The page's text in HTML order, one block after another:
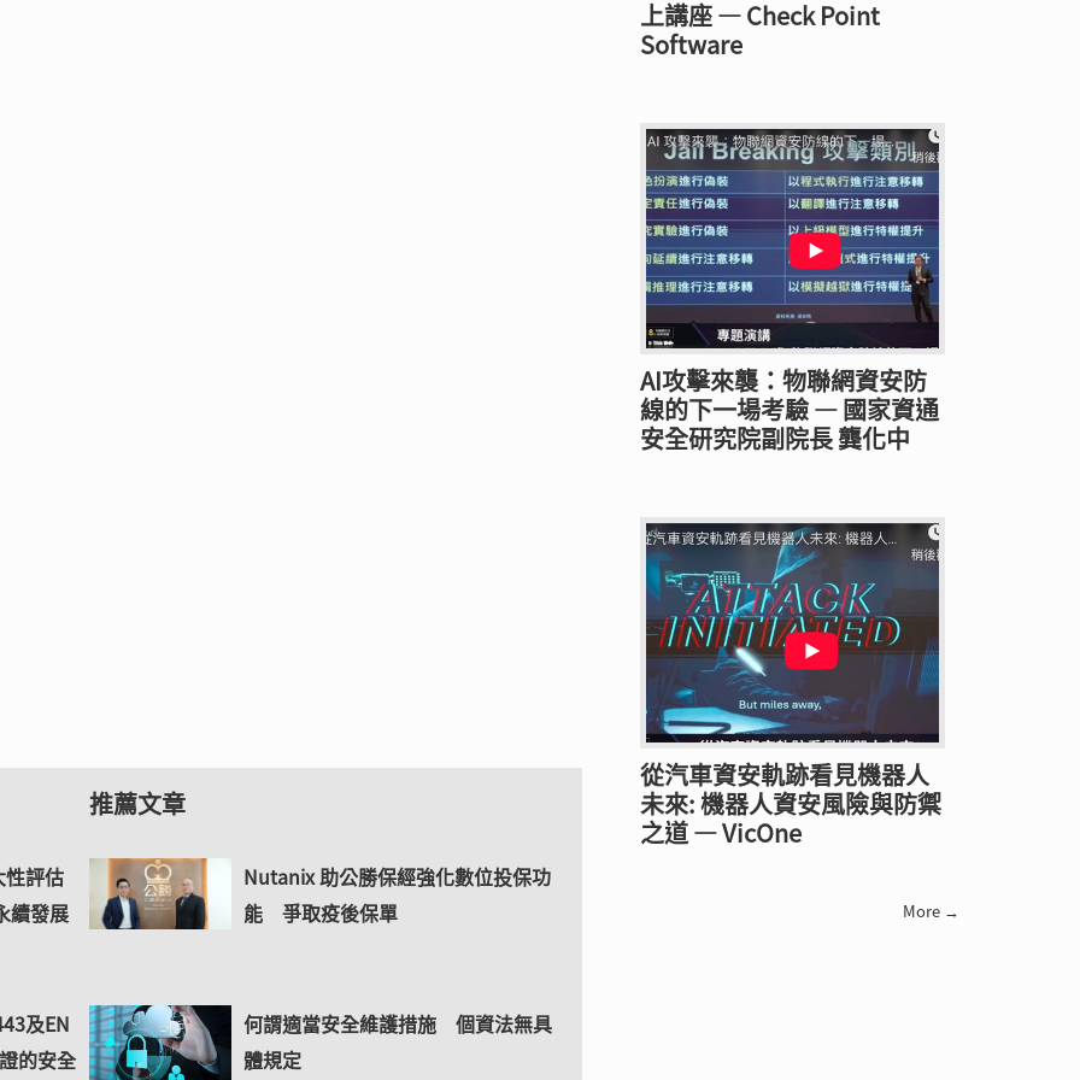
性評估
續發展
及EN
的安全
推薦文章
Nutanix 助公勝保經強化數位投保功
能 爭取疫後保單
何謂適當安全維護措施 個資法無具
體規定
上講座 — Check Point
Software
AI攻擊來襲：物聯網資安防
線的下一場考驗 — 國家資通
安全研究院副院長 龔化中
從汽車資安軌跡看見機器人
未來: 機器人資安風險與防禦
之道 — VicOne
More →